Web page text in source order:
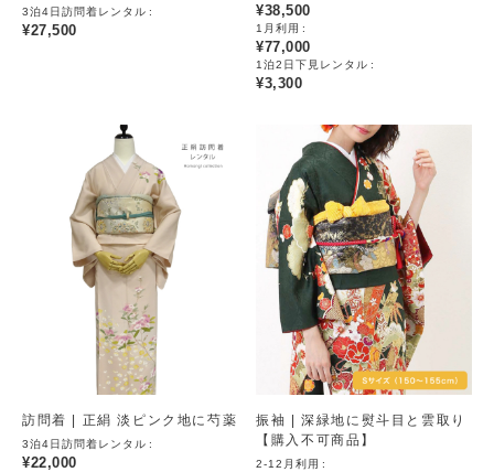
3泊4日訪問着レンタル
¥27,500
¥38,500
1月利用
¥77,000
1泊2日下見レンタル
¥3,300
訪問着 | 正絹 淡ピンク地に芍薬
3泊4日訪問着レンタル
¥22,000
振袖 | 深緑地に熨斗目と雲取り
【購入不可商品】
2-12月利用